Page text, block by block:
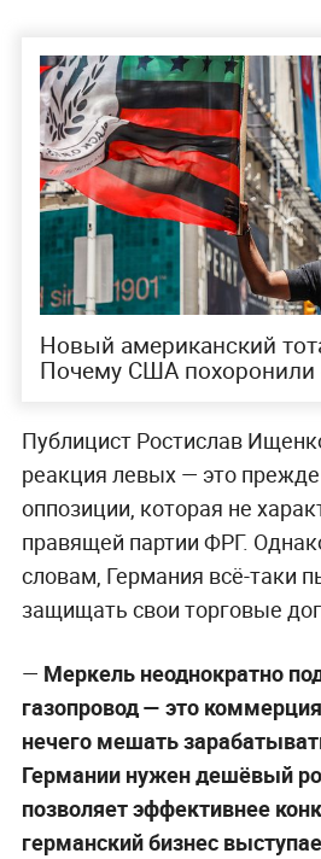
Новый американский
Почему США похоронили
Публицист Ростислав
реакция левых — это
оппозиции, которая не
правящей партии ФРГ.
словам, Германия всё-таки
защищать свои торговые
— Меркель неоднократно
газопровод — это
нечего мешать
Германии нужен дешёвый
позволяет эффективнее
германский бизнес